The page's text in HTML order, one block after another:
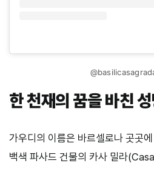
한 천재의 꿈을 바친
가우디의 이름은 바르셀로나 곳곳
백색 파사드 건물의 카사 밀라